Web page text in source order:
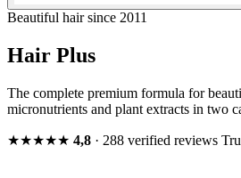
Beautiful hair since 2011
Hair Plus
The complete premium formula for
micronutrients and plant extracts in two
★★★★★ 4,8 · 288 verified reviews